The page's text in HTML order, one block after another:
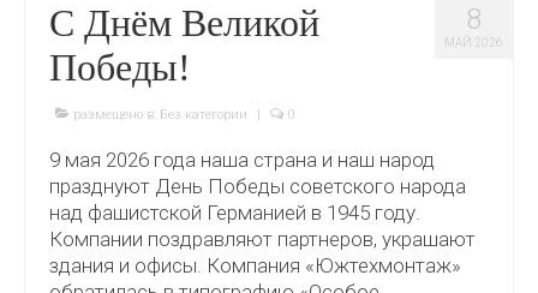
8
МАЙ 2026
С Днём Великой
Победы!
размещено в: Без категории 0
9 мая 2026 года наша страна и наш народ
празднуют День Победы советского народа
над фашистской Германией в 1945 году.
Компании поздравляют партнеров, украшают
здания и офисы. Компания «Южтехмонтаж»